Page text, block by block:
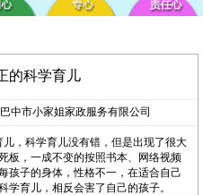
的科学育儿
中市小家姐家政服务有限公司
，科学育儿没有错，但是出现了很大
板，一成不变的按照书本、网络视频
孩子的身体，性格不一，在适合自己
育儿，相反会害了自己的孩子。